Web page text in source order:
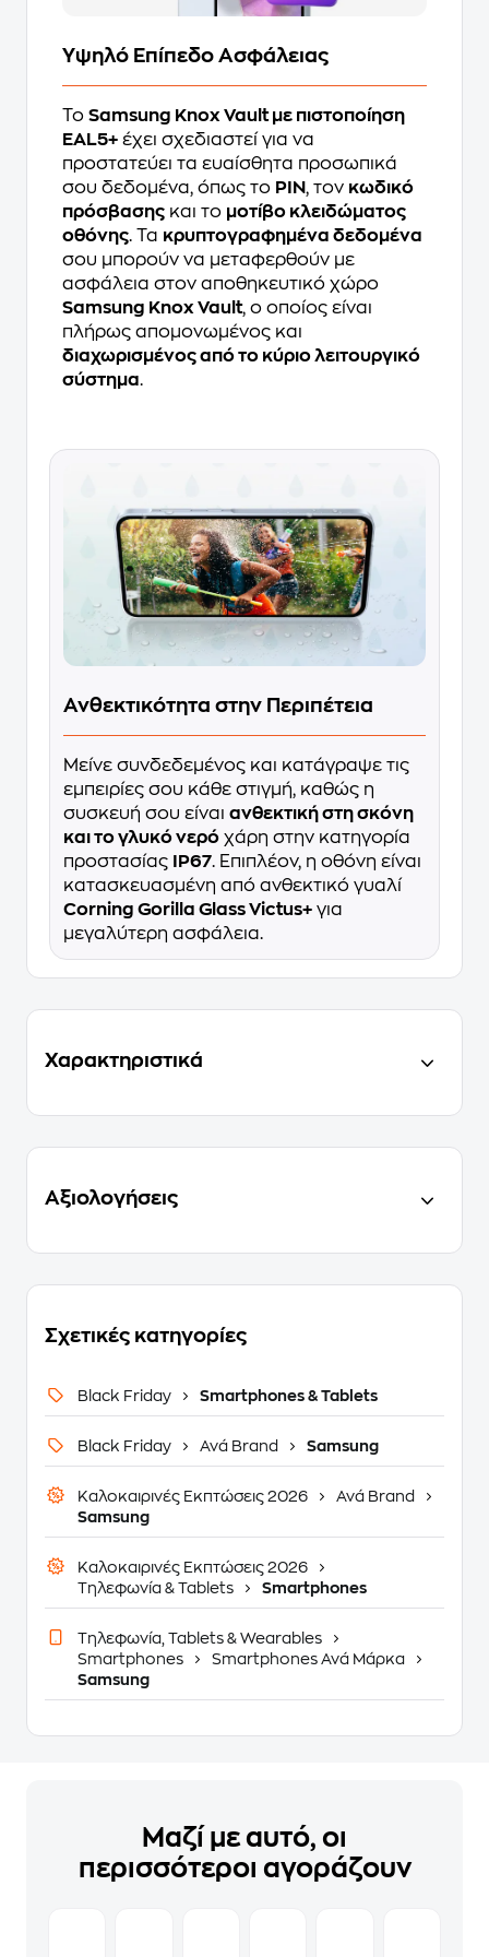
Υψηλό Επίπεδο Ασφάλειας
Το Samsung Knox Vault με πιστοποίηση
EAL5+ έχει σχεδιαστεί για να
προστατεύει τα ευαίσθητα προσωπικά
σου δεδομένα, όπως το PIN, τον κωδικό
πρόσβασης και το μοτίβο κλειδώματος
οθόνης. Τα κρυπτογραφημένα δεδομένα
σου μπορούν να μεταφερθούν με
ασφάλεια στον αποθηκευτικό χώρο
Samsung Knox Vault, ο οποίος είναι
πλήρως απομονωμένος και
διαχωρισμένος από το κύριο λειτουργικό
σύστημα.
Ανθεκτικότητα στην Περιπέτεια
Μείνε συνδεδεμένος και κατάγραψε τις
εμπειρίες σου κάθε στιγμή, καθώς η
συσκευή σου είναι ανθεκτική στη σκόνη
και το γλυκό νερό χάρη στην κατηγορία
προστασίας
IP67. Επιπλέον, η οθόνη είναι
κατασκευασμένη από ανθεκτικό γυαλί
Corning Gorilla Glass Victus+ για
μεγαλύτερη ασφάλεια.
Χαρακτηριστικά
Αξιολογήσεις
Σχετικές κατηγορίες
Black Friday Smartphones & Tablets
Black Friday Ανά Brand Samsung
Καλοκαιρινές Εκπτώσεις 2026
Ανά Brand
Samsung
Καλοκαιρινές Εκπτώσεις 2026
Τηλεφωνία & Tablets
Smartphones
Τηλεφωνία, Tablets & Wearables
Smartphones
Smartphones Ανά Μάρκα
Samsung
Μαζί με αυτό, οι
περισσότεροι αγοράζουν